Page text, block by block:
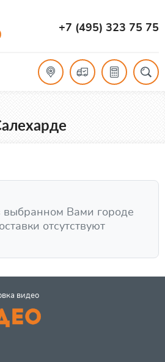
+7 (495) 323 75 75
выбранном Вами городе
отсутствуют
видео